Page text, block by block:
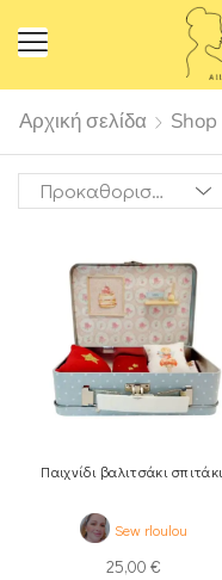
Αρχική σελίδα Shop
Παιχνίδι βαλιτσάκι σπιτάκι.
Sew rloulou
25,00 €